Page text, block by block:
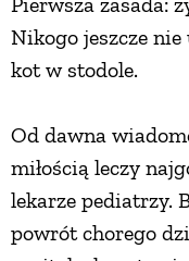
Nikogo jeszcze nie
kot w stodole.
Od dawna
miłością leczy
lekarze pediatrzy.
powrót chorego